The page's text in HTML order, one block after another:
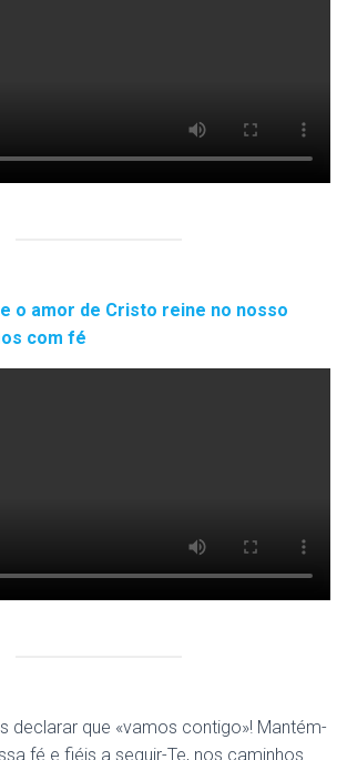
o amor de Cristo reine no nosso
com fé
declarar que «vamos contigo»! Mantém-
fé e fiéis a seguir-Te, nos caminhos